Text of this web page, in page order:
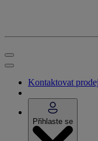
Kontaktovat
Přihlaste se